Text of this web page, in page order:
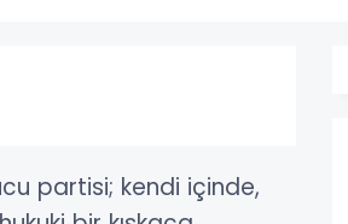
partisi; kendi içinde,